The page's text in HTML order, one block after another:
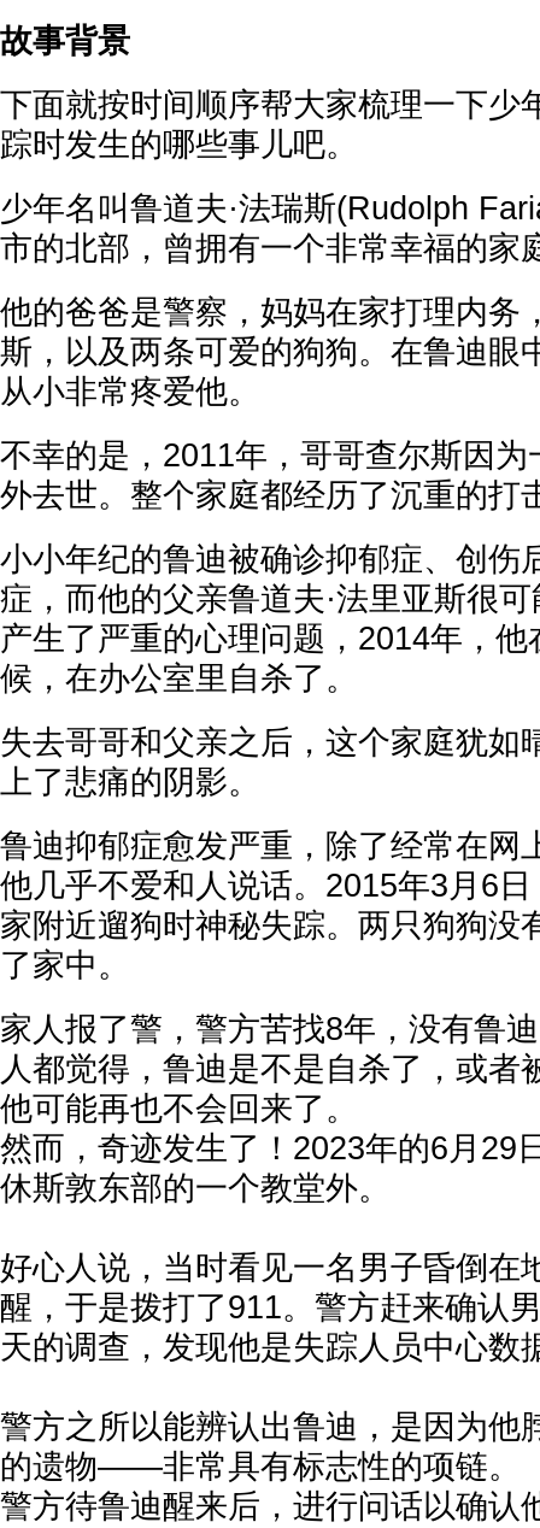
故事背景
下面就按时间顺序帮大家梳理一下少
踪时发生的哪些事儿吧。
少年名叫 鲁道夫·法瑞斯(Rudolph
市的北部，曾拥有一个非常幸福的家
他的爸爸是警察，妈妈在家打理内务
斯，以及两条可爱的狗狗。在鲁迪眼
从小非常疼爱他。
不幸的是，2011年，哥哥查尔斯因
外去世。整个家庭都经历了沉重的打
小小年纪的鲁迪被确诊抑郁症、创伤
症，而他的父亲鲁道夫·法里亚斯很
产生了严重的心理问题，2014年，
候，在办公室里自杀了。
失去哥哥和父亲之后，这个家庭犹如
上了悲痛的阴影。
鲁迪抑郁症愈发严重，除了经常在网
他几乎不爱和人说话。 2015年3月6
家附近遛狗时神秘失踪。两只狗狗没
了家中。
家人报了警，警方苦找8年，没有鲁
人都觉得， 鲁迪是不是自杀了，或
他可能再也不会回来了。
然而，奇迹发生了！2023年的6月29
休斯敦东部的一个教堂外。
好心人说，当时看见一名男子昏倒在
醒，于是拨打了911。警方赶来确认
天的调查，发现他是失踪人员中心数
警方之所以能辨认出鲁迪，是因为他
的遗物——非常具有标志性的项链。
警方待鲁迪醒来后，进行问话以确认